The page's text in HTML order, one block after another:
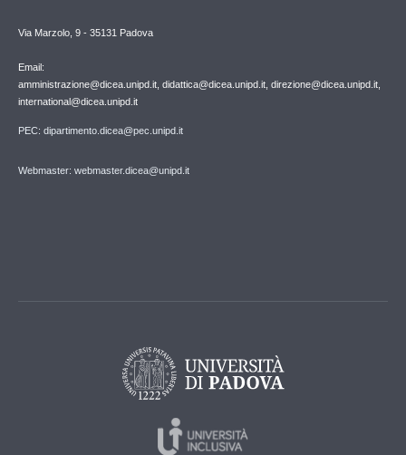
Via Marzolo, 9 - 35131 Padova
Email:
amministrazione@dicea.unipd.it, didattica@dicea.unipd.it, direzione@dicea.unipd.it,
international@dicea.unipd.it
PEC: dipartimento.dicea@pec.unipd.it
Webmaster: webmaster.dicea@unipd.it